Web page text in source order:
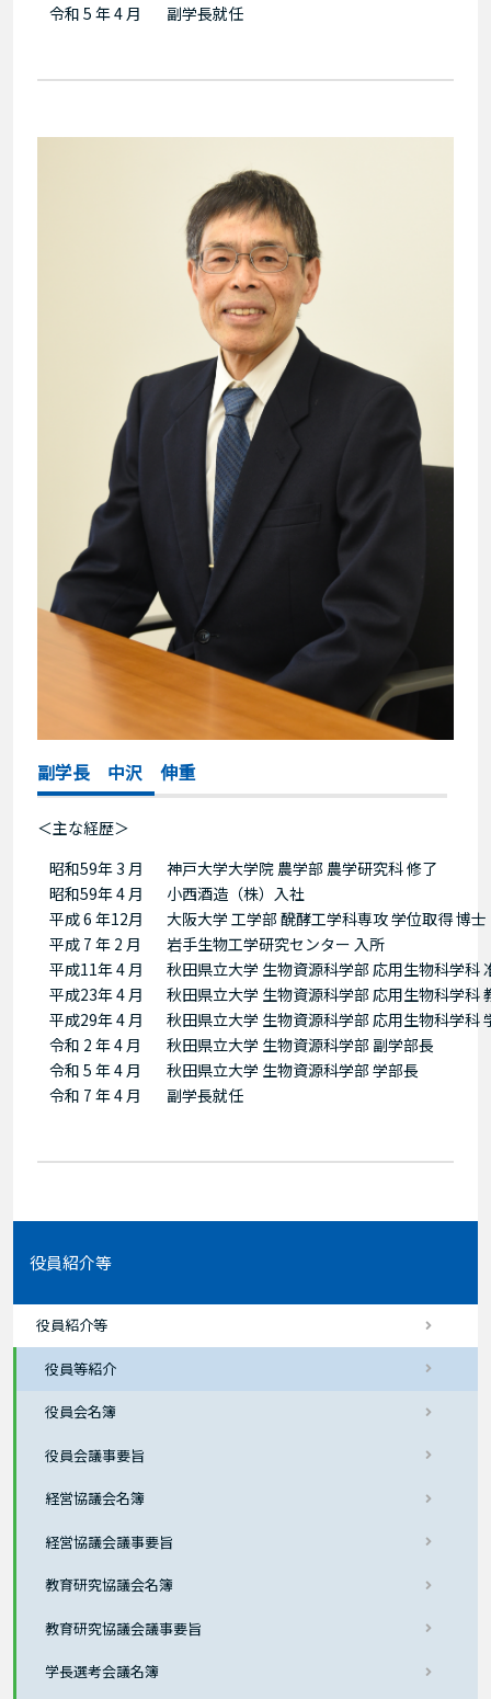
令和 5 年 4 月 副学長就任
副学長 中沢 伸重
＜主な経歴＞
昭和59年 3 月
神戸大学大学院 農学部 農学研究科 修了
昭和59年 4 月
小西酒造（株）入社
平成 6 年12月
大阪大学 工学部 醗酵工学科専攻 学位取得 博
平成 7 年 2 月
岩手生物工学研究センター 入所
平成11年 4 月
秋田県立大学 生物資源科学部 応用生物科学科
平成23年 4 月
秋田県立大学 生物資源科学部 応用生物科学科
平成29年 4 月
秋田県立大学 生物資源科学部 応用生物科学科
令和 2 年 4 月
秋田県立大学 生物資源科学部 副学部長
令和 5 年 4 月
秋田県立大学 生物資源科学部 学部長
令和 7 年 4 月
副学長就任
役員紹介等
役員紹介等
役員等紹介
役員会名簿
役員会議事要旨
経営協議会名簿
経営協議会議事要旨
教育研究協議会名簿
教育研究協議会議事要旨
学長選考会議名簿